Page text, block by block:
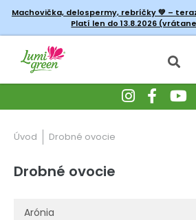
Machovička, delospermy, rebríčky💚 –
Platí len do 13.8.2026
Úvod Drobné ovocie
Drobné ovocie
Arónia